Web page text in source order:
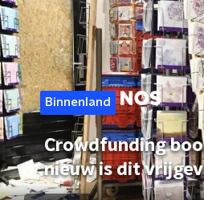
Binnenland
Crowdfunding
nieuw is dit